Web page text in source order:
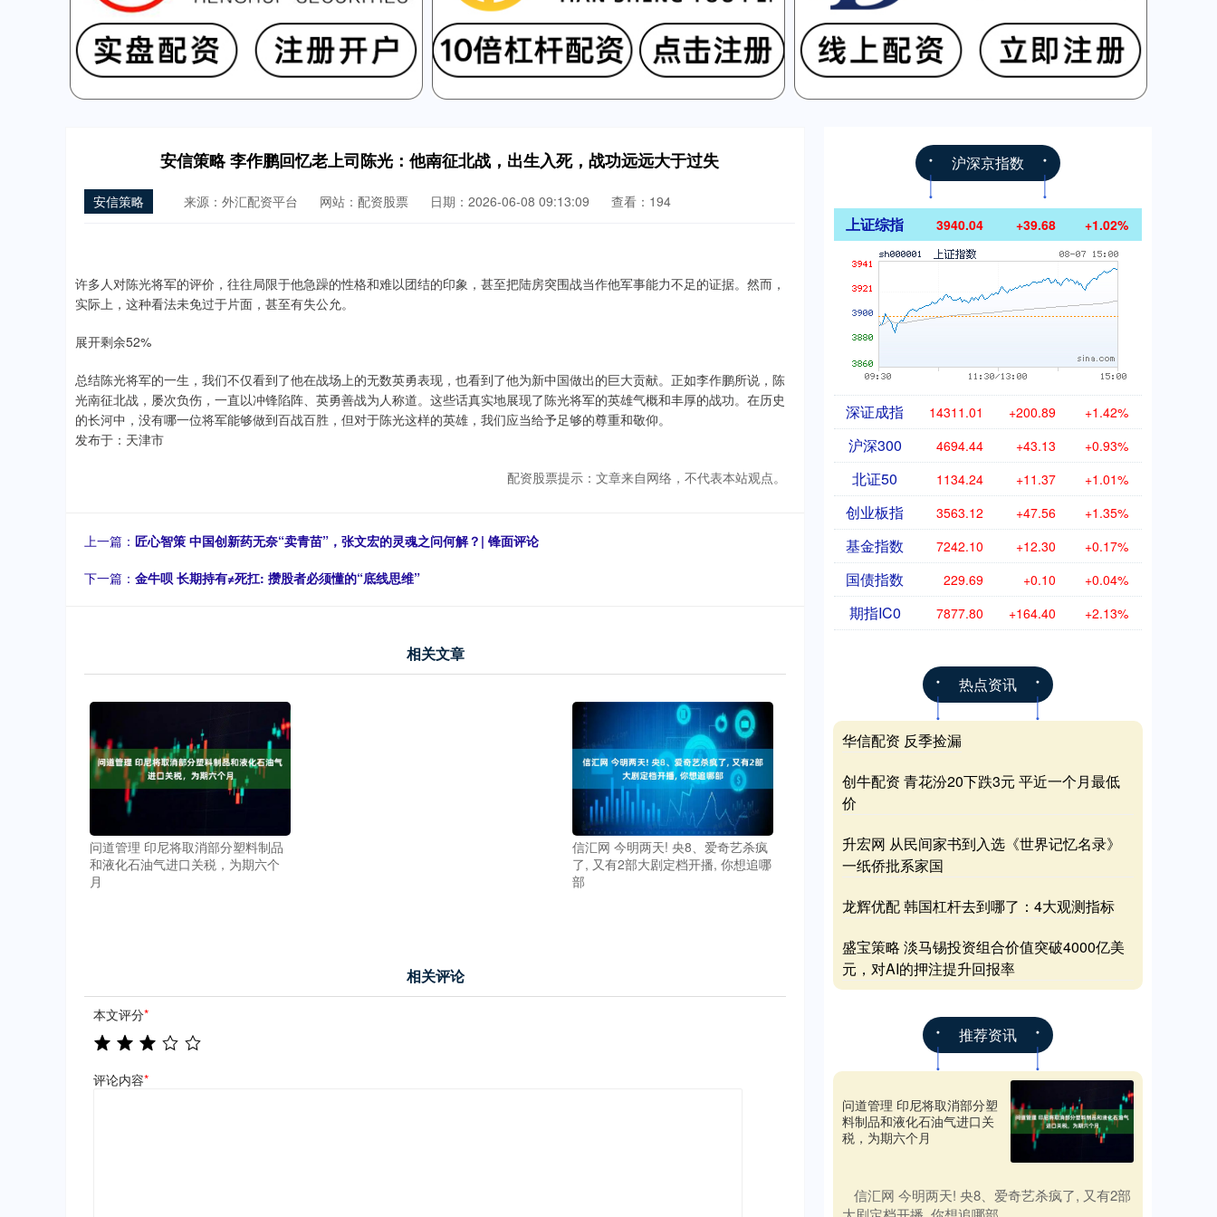
安信策略 李作鹏回忆老上司陈光：他南征北战，出生入死，战功远远大于过失
安信策略 来源：外汇配资平台 网站：配资股票 日期：2026-06-08 09:13:09 查看：194
许多人对陈光将军的评价，往往局限于他急躁的性格和难以团结的印象，甚至把陆房突围战当作他军事能力不足的证据。然而，
实际上，这种看法未免过于片面，甚至有失公允。
展开剩余52%
总结陈光将军的一生，我们不仅看到了他在战场上的无数英勇表现，也看到了他为新中国做出的巨大贡献。正如李作鹏所说，陈
光南征北战，屡次负伤，一直以冲锋陷阵、英勇善战为人称道。这些话真实地展现了陈光将军的英雄气概和丰厚的战功。在历史
的长河中，没有哪一位将军能够做到百战百胜，但对于陈光这样的英雄，我们应当给予足够的尊重和敬仰。
发布于：天津市
配资股票提示：文章来自网络，不代表本站观点。
上一篇： 匠心智策 中国创新药无奈“卖青苗”，张文宏的灵魂之问何解？| 锋面评论
下一篇： 金牛呗 长期持有≠死扛: 攒股者必须懂的“底线思维”
相关文章
问道管理 印尼将取消部分塑料制品
和液化石油气进口关税，为期六个
月
信汇网 今明两天! 央8、爱奇艺杀疯
了, 又有2部大剧定档开播, 你想追哪
部
相关评论
本文评分*
评论内容*
沪深京指数
上证综指 3940.04 +39.68 +1.02%
深证成指 14311.01 +200.89 +1.42%
沪深300 4694.44 +43.13 +0.93%
北证50 1134.24 +11.37 +1.01%
创业板指 3563.12 +47.56 +1.35%
基金指数 7242.10 +12.30 +0.17%
国债指数 229.69 +0.10 +0.04%
期指IC0 7877.80 +164.40 +2.13%
热点资讯
华信配资 反季捡漏
创牛配资 青花汾20下跌3元 平近一个月最低
价
升宏网 从民间家书到入选《世界记忆名录》
一纸侨批系家国
龙辉优配 韩国杠杆去到哪了：4大观测指标
盛宝策略 淡马锡投资组合价值突破4000亿美
元，对AI的押注提升回报率
推荐资讯
问道管理 印尼将取消部分塑
料制品和液化石油气进口关
税，为期六个月
​信汇网 今明两天! 央8、爱奇艺杀疯了, 又有2部